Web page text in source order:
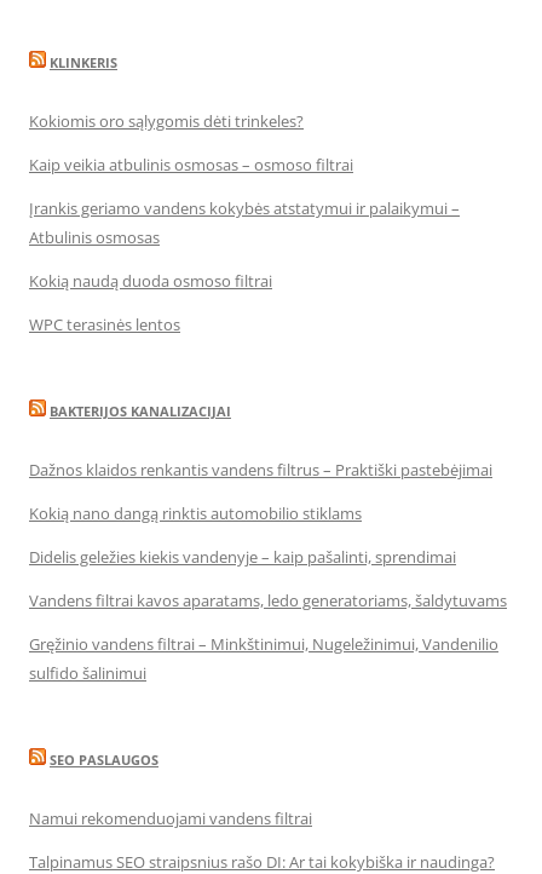
KLINKERIS
Kokiomis oro sąlygomis dėti trinkeles?
Kaip veikia atbulinis osmosas – osmoso filtrai
Įrankis geriamo vandens kokybės atstatymui ir palaikymui –
Atbulinis osmosas
Kokią naudą duoda osmoso filtrai
WPC terasinės lentos
BAKTERIJOS KANALIZACIJAI
Dažnos klaidos renkantis vandens filtrus – Praktiški pastebėjimai
Kokią nano dangą rinktis automobilio stiklams
Didelis geležies kiekis vandenyje – kaip pašalinti, sprendimai
Vandens filtrai kavos aparatams, ledo generatoriams, šaldytuvams
Gręžinio vandens filtrai – Minkštinimui, Nugeležinimui, Vandenilio
sulfido šalinimui
SEO PASLAUGOS
Namui rekomenduojami vandens filtrai
Talpinamus SEO straipsnius rašo DI: Ar tai kokybiška ir naudinga?